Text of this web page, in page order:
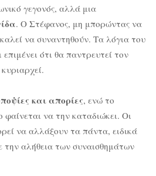
γεγονός, αλλά μια
. Ο Στέφανος, μη μπορώντας να
να συναντηθούν. Τα λόγια του
ότι θα παντρευτεί τον
και απορίες, ενώ το
να την καταδιώκει. Οι
να αλλάξουν τα πάντα, ειδικά
την αλήθεια των συναισθημάτων